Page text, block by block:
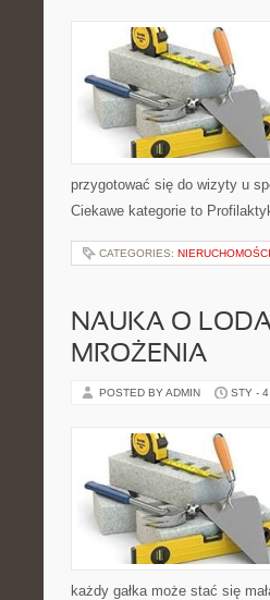
przygotować się do wizyty u
Ciekawe kategorie to
CATEGORIES: NIERUCHOMOŚCI
NAUKA O
MROŻENIA
POSTED BY ADMIN STY -
każdy gałka może stać się